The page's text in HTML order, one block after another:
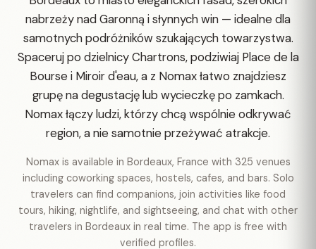
nabrzeży nad Garonną i słynnych win — idealne dla
samotnych podróżników szukających towarzystwa.
Spaceruj po dzielnicy Chartrons, podziwiaj Place de la
Bourse i Miroir d'eau, a z Nomax łatwo znajdziesz
grupę na degustację lub wycieczkę po zamkach.
Nomax łączy ludzi, którzy chcą wspólnie odkrywać
region, a nie samotnie przeżywać atrakcje.
Nomax is available in Bordeaux, France with 325 venues
including coworking spaces, hostels, cafes, and bars. Solo
travelers can find companions, join activities like food
tours, hiking, nightlife, and sightseeing, and chat with other
travelers in Bordeaux in real time. The app is free with
verified profiles.